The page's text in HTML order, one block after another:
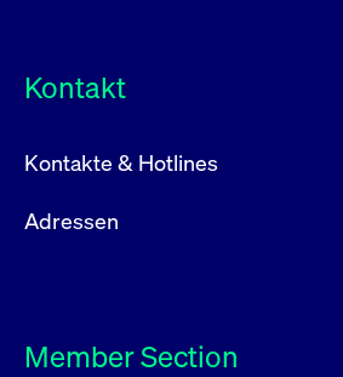
Kontakt
Kontakte & Hotlines
Adressen
Member Section